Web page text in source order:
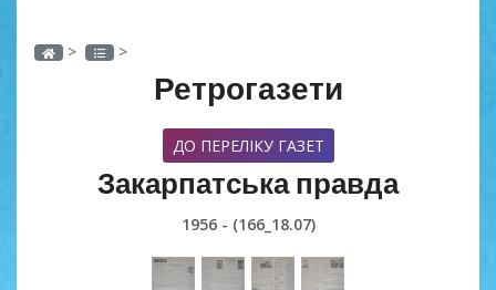
> >
Ретрогазети
ДО ПЕРЕЛІКУ ГАЗЕТ
Закарпатська правда
1956 - (166_18.07)